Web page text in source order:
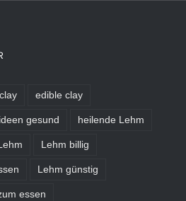
clay edible clay
gesund heilende Lehm
Lehm billig
Lehm günstig
essen